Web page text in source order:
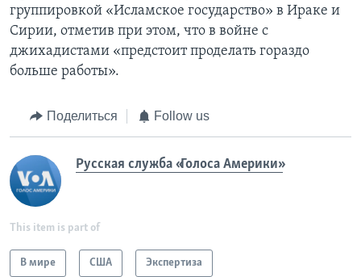
группировкой «Исламское государство» в Ираке и
Сирии, отметив при этом, что в войне с
джихадистами «предстоит проделать гораздо
больше работы».
Поделиться Follow us
Русская служба «Голоса Америки»
This item is part of
В мире США Экспертиза